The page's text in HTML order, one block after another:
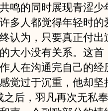
鸣的同时展现青涩少
多人都觉得年轻时的
认为，只要真正付出
大小没有关系。这首
人在沟通完自己的经
觉过于沉重，他却坚
之后，羽凡再次无私